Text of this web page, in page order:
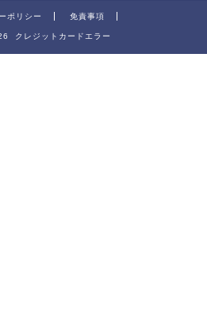
ポリシー 免責事項
クレジットカードエラー